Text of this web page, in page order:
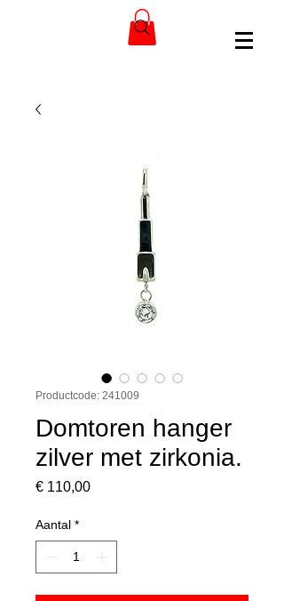
Productcode: 241009
Domtoren hanger
zilver met zirkonia.
€ 110,00Prijs
Aantal *